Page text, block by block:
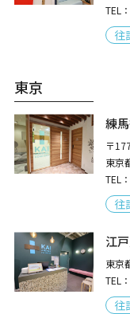
TEL
往
東京
練
〒
東京
TEL
往
江
東京
TEL
往